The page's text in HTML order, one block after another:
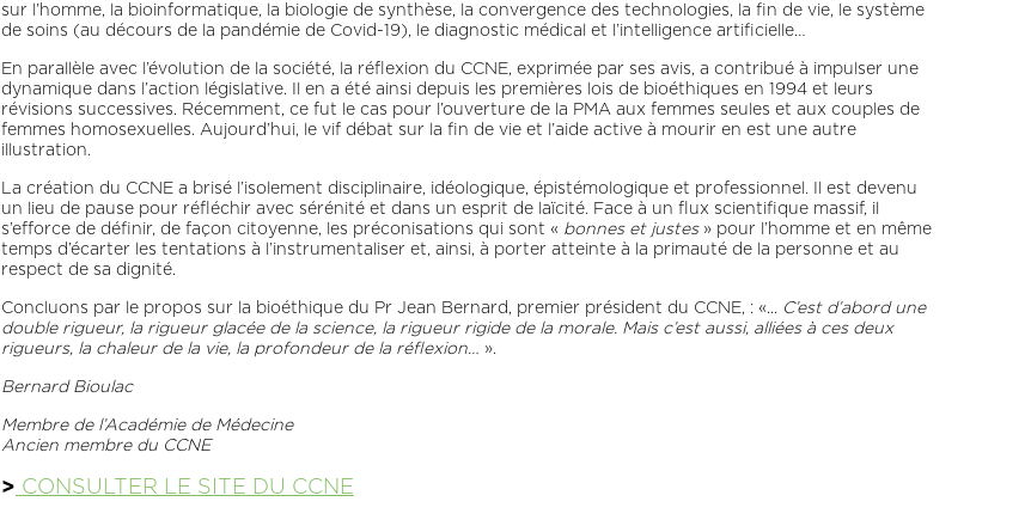
sur l’homme, la bioinformatique, la biologie de synthèse, la convergence des technologies, la fin de vie, le système
de soins (au décours de la pandémie de Covid-19), le diagnostic médical et l’intelligence artificielle…
En parallèle avec l’évolution de la société, la réflexion du CCNE, exprimée par ses avis, a contribué à impulser une
dynamique dans l’action législative. Il en a été ainsi depuis les premières lois de bioéthiques en 1994 et leurs
révisions successives. Récemment, ce fut le cas pour l’ouverture de la PMA aux femmes seules et aux couples de
femmes homosexuelles. Aujourd’hui, le vif débat sur la fin de vie et l’aide active à mourir en est une autre
illustration.
La création du CCNE a brisé l’isolement disciplinaire, idéologique, épistémologique et professionnel. Il est devenu
un lieu de pause pour réfléchir avec sérénité et dans un esprit de laïcité. Face à un flux scientifique massif, il
s’efforce de définir, de façon citoyenne, les préconisations qui sont « bonnes et justes» pour l’homme et en même
temps d’écarter les tentations à l’instrumentaliser et, ainsi, à porter atteinte à la primauté de la personne et au
respect de sa dignité.
Concluons par le propos sur la bioéthique du Pr Jean Bernard, premier président du CCNE, : «... C’est d’abord une
double rigueur, la rigueur glacée de la science, la rigueur rigide de la morale. Mais c’est aussi, alliées à ces deux
rigueurs, la chaleur de la vie, la profondeur de la réflexion… ».
Bernard Bioulac
Membre de l’Académie de Médecine
Ancien membre du CCNE
> CONSULTER LE SITE DU CCNE